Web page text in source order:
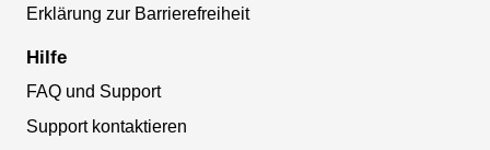
Erklärung zur Barrierefreiheit
Hilfe
FAQ und Support
Support kontaktieren